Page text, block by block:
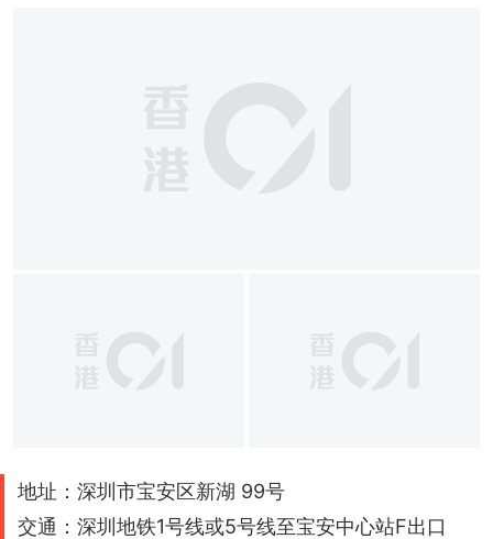
地址：深圳市宝安区新湖 99号
交通：深圳地铁1号线或5号线至宝安中心站F出口